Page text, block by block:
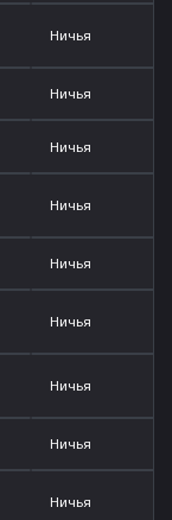
Ничья
Ничья
Ничья
Ничья
Ничья
Ничья
Ничья
Ничья
Ничья